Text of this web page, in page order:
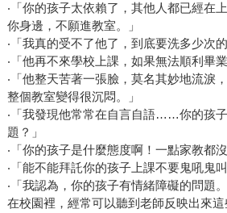
‧「你的孩子太依賴了，其他人都已經在
你身邊，不願進教室。」
‧「我真的受不了他了，到底要洗多少次的
‧「他再不來學校上課，如果無法順利畢
‧「他整天苦著一張臉，莫名其妙地流淚
整個教室變得很沉悶。」
‧「我發現他常常在自言自語……你的孩
題？」
‧「你的孩子是什麼態度啊！一點家教都沒
‧「能不能拜託你的孩子上課不要鬼吼鬼叫
‧「我認為，你的孩子有情緒障礙的問題。
在校園裡，經常可以聽到老師反映出來這